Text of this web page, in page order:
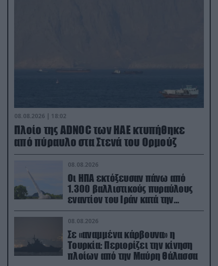
08.08.2026 | 18:02
Πλοίο της ADNOC των ΗΑΕ κτυπήθηκε
από πύραυλο στα Στενά του Ορμούζ
08.08.2026
Οι ΗΠΑ εκτόξευσαν πάνω από
1.300 βαλλιστικούς πυραύλους
εναντίον του Ιράν κατά την
διάρκεια του πολέμου
08.08.2026
Σε «αναμμένα κάρβουνα» η
Τουρκία: Περιορίζει την κίνηση
πλοίων από την Μαύρη Θάλασσα